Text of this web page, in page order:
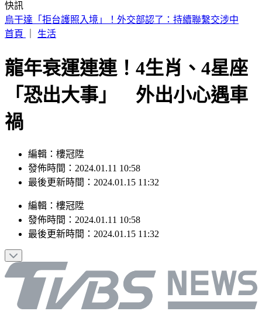
快訊
白海豚接近！新北淡水驚見龍捲風 民眾驚呼：難得一遇
首頁
生活
龍年衰運連連！4生肖、4星座
「恐出大事」 外出小心遇車
禍
編輯：樓冠陞
發佈時間：2024.01.11 10:58
最後更新時間：2024.01.15 11:32
編輯 ： 樓冠陞
發佈時間： 2024.01.11 10:58
最後更新時間： 2024.01.15 11:32